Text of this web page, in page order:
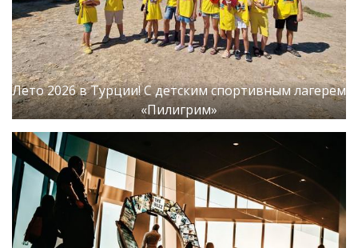
Лето 2026 в Турции! С детским спортивным лагерем
«Пилигрим»